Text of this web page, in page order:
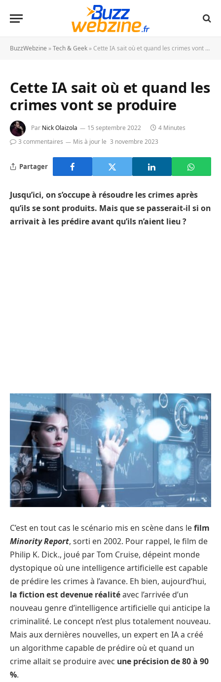
BuzzWebzine »Tech & Geek » Cette IA sait où et quand les crimes vont se produire
Cette IA sait où et quand les
crimes vont se produire
Par Nick Olaizola 15 septembre 2022
4 Minutes
3 commentaires
Mis à jour le 3 novembre 2023
Partager
Jusqu’ici, on s’occupe à résoudre les crimes après
qu’ils se sont produits. Mais que se passerait-il si on
arrivait à les prédire avant qu’ils n’aient lieu ?
C’est en tout cas le scénario mis en scène dans lefilm
Minority Report, sorti en 2002. Pour rappel, le film de
Philip K. Dick., joué par Tom Cruise, dépeint monde
dystopique où une intelligence artificielle est capable
de prédire les crimes à l’avance. Eh bien, aujourd’hui,
la fiction est devenue réalitéavec l’arrivée d’un
nouveau genre d’intelligence artificielle qui anticipe la
criminalité. Le concept n’est plus totalement nouveau.
Mais aux dernières nouvelles, un expert en IA a créé
un algorithme capable de prédire où et quand un
crime allait se produire avec une précision de 80 à 90
%.